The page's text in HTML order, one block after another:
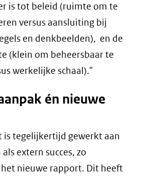
is tot beleid (ruimte om te
versus aansluiting bij
en denkbeelden), en de
(klein om beheersbaar te
werkelijke schaal)."
én nieuwe
is tegelijkertijd gewerkt aan
extern succes, zo
nieuwe rapport. Dit heeft